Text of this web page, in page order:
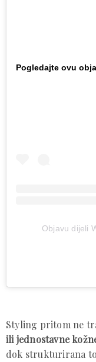
Pogledajte ovu
Objavu dijeli
Styling pritom ne
ili jednostavne
dok strukturirana